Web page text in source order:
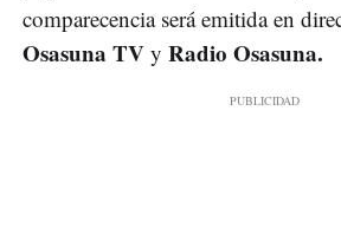
comparecencia será emitida en
Osasuna TV y Radio Osasuna.